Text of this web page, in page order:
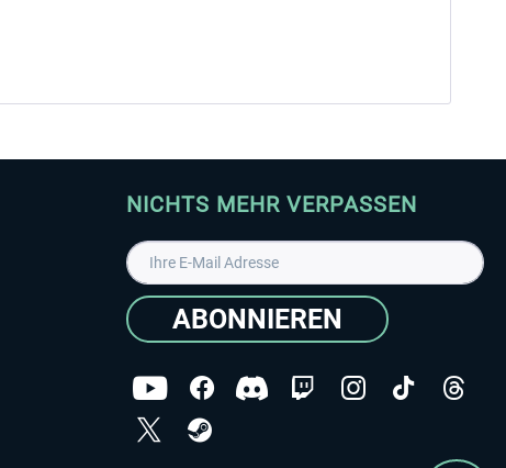
NICHTS MEHR VERPASSEN
ABONNIEREN